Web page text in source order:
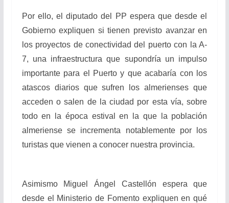
Por ello, el diputado del PP espera que desde el
Gobierno expliquen si tienen previsto avanzar en
los proyectos de conectividad del puerto con la A-
7, una infraestructura que supondría un impulso
importante para el Puerto y que acabaría con los
atascos diarios que sufren los almerienses que
acceden o salen de la ciudad por esta vía, sobre
todo en la época estival en la que la población
almeriense se incrementa notablemente por los
turistas que vienen a conocer nuestra provincia.
Asimismo Miguel Ángel Castellón espera que
desde el Ministerio de Fomento expliquen en qué